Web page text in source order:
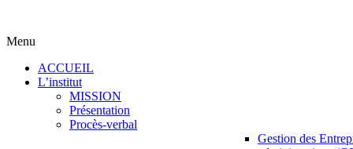
Menu
ACCUEIL
L’institut
MISSION
Présentation
Procès-verbal
Gestion des